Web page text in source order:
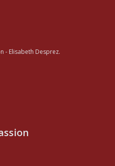
- Elisabeth Desprez.